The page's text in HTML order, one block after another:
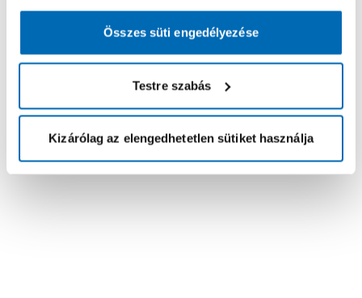
Összes süti engedélyezése
Testre szabás
Kizárólag az elengedhetetlen sütiket használja